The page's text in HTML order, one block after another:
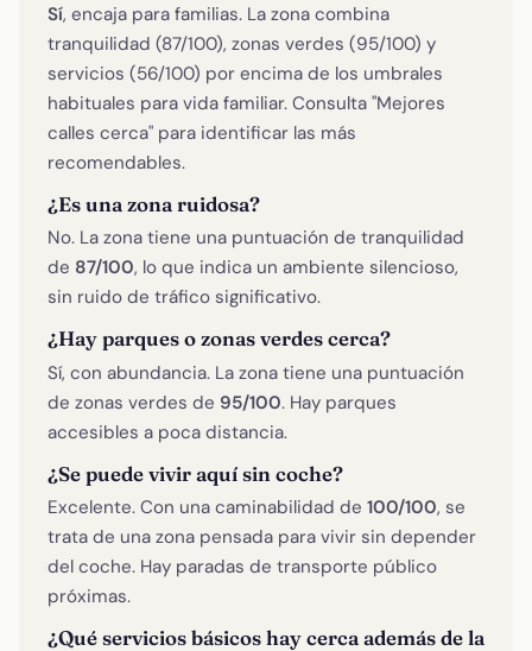
Sí, encaja para familias. La zona combina
tranquilidad (87/100), zonas verdes (95/100) y
servicios (56/100) por encima de los umbrales
habituales para vida familiar. Consulta "Mejores
calles cerca" para identificar las más
recomendables.
¿Es una zona ruidosa?
No. La zona tiene una puntuación de tranquilidad
de 87/100, lo que indica un ambiente silencioso,
sin ruido de tráfico significativo.
¿Hay parques o zonas verdes cerca?
Sí, con abundancia. La zona tiene una puntuación
de zonas verdes de 95/100. Hay parques
accesibles a poca distancia.
¿Se puede vivir aquí sin coche?
Excelente. Con una caminabilidad de 100/100, se
trata de una zona pensada para vivir sin depender
del coche. Hay paradas de transporte público
próximas.
¿Qué servicios básicos hay cerca además de la